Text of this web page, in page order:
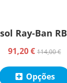
Ray-Ban
91,20 € 114,00 €
Opções